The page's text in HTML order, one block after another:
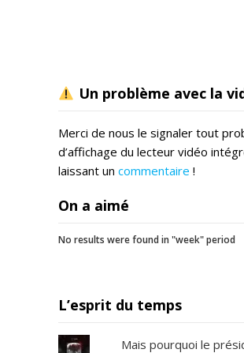
Un problème avec la
Merci de nous le signaler tout
d’affichage du lecteur vidéo
laissant un commentaire !
On a aimé
No results were found in "week" period
L’esprit du temps
Mais pourquoi le